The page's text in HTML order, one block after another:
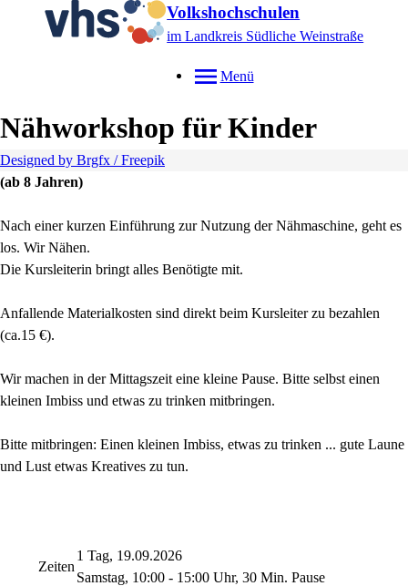
Volkshochschulen
im Landkreis Südliche Weinstraße
Menü
Nähworkshop für Kinder
Designed by Brgfx / Freepik
(ab 8 Jahren)
Nach einer kurzen Einführung zur Nutzung der Nähmaschine, geht es
los. Wir Nähen.
Die Kursleiterin bringt alles Benötigte mit.
Anfallende Materialkosten sind direkt beim Kursleiter zu bezahlen
(ca.15 €).
Wir machen in der Mittagszeit eine kleine Pause. Bitte selbst einen
kleinen Imbiss und etwas zu trinken mitbringen.
Bitte mitbringen: Einen kleinen Imbiss, etwas zu trinken ... gute Laune
und Lust etwas Kreatives zu tun.
Zeiten
1 Tag, 19.09.2026
Samstag, 10:00 - 15:00 Uhr, 30 Min. Pause